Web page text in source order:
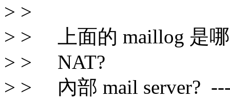
> >
> > 上面的 maillog 是
> > NAT?
> > 內部 mail server?